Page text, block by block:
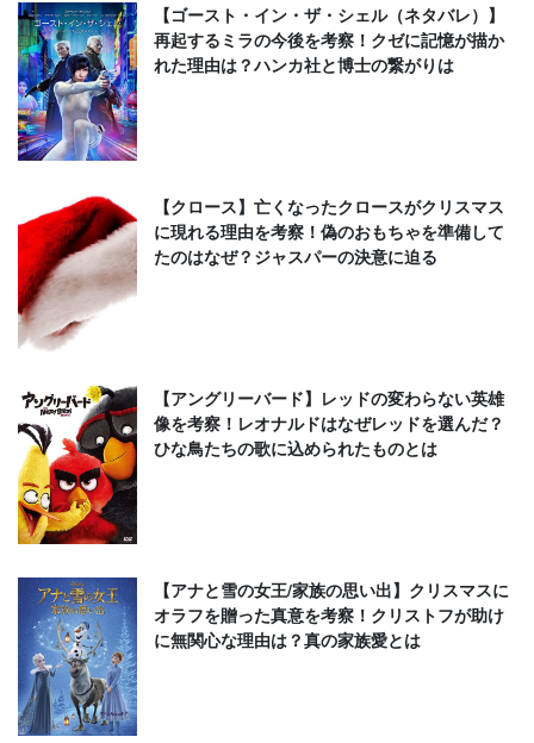
【ゴースト・イン・ザ・シェル（ネタバレ）】
再起するミラの今後を考察！クゼに記憶が描か
れた理由は？ハンカ社と博士の繋がりは
【クロース】亡くなったクロースがクリスマス
に現れる理由を考察！偽のおもちゃを準備して
たのはなぜ？ジャスパーの決意に迫る
【アングリーバード】レッドの変わらない英雄
像を考察！レオナルドはなぜレッドを選んだ？
ひな鳥たちの歌に込められたものとは
【アナと雪の女王/家族の思い出】クリスマスに
オラフを贈った真意を考察！クリストフが助け
に無関心な理由は？真の家族愛とは